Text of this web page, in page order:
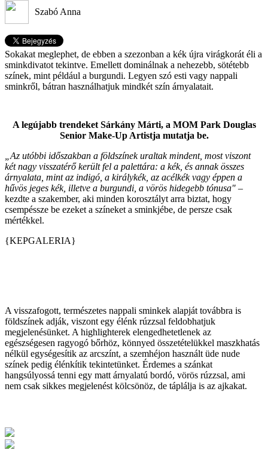
Szabó Anna
Sokakat meglephet, de ebben a szezonban a kék újra virágkorát éli a
sminkdivatot tekintve. Emellett dominálnak a nehezebb, sötétebb
színek, mint például a burgundi. Legyen szó esti vagy nappali
sminkről, bátran használhatjuk mindkét szín árnyalatait.
A legújabb trendeket Sárkány Márti, a MOM Park Douglas
Senior Make-Up Artistja mutatja be.
„Az utóbbi időszakban a földszínek uraltak mindent, most viszont
két nagy visszatérő került fel a palettára: a kék, és annak összes
árnyalata, mint az indigó, a királykék, az acélkék vagy éppen a
hűvös jeges kék, illetve a burgundi, a vörös hidegebb tónusa" –
kezdte a szakember, aki minden korosztályt arra biztat, hogy
csempéssze be ezeket a színeket a sminkjébe, de persze csak
mértékkel.
{KEPGALERIA}
A visszafogott, természetes nappali sminkek alapját továbbra is
földszínek adják, viszont egy élénk rúzzsal feldobhatjuk
megjelenésünket. A highlighterek elengedhetetlenek az
egészségesen ragyogó bőrhöz, könnyed összetételükkel maszkhatás
nélkül egységesítik az arcszínt, a szemhéjon használt üde nude
színek pedig élénkítik tekintetünket. Érdemes a szánkat
hangsúlyossá tenni egy matt árnyalatú bordó, vörös rúzzsal, ami
nem csak sikkes megjelenést kölcsönöz, de táplálja is az ajkakat.